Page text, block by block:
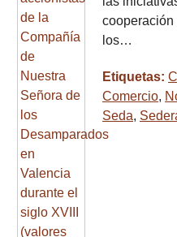
cooperación
los…
Etiquetas:
Comercio,
Seda,